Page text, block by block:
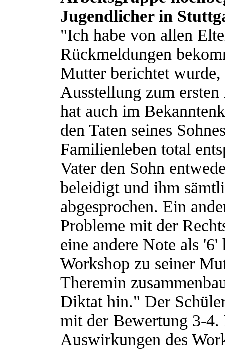
Jugendlicher in
"Ich habe von allen
Rückmeldungen
Mutter berichtet
Ausstellung zum
hat auch im
den Taten seines
Familienleben total
Vater den Sohn
beleidigt und ihm
abgesprochen. Ein
Probleme mit der
eine andere Note als '6'
Workshop zu seiner
Theremin
Diktat hin." Der
mit der Bewertung 3-
Auswirkungen des